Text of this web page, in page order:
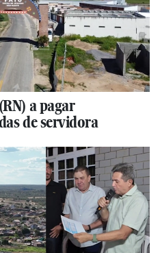
a pagar
de servidora